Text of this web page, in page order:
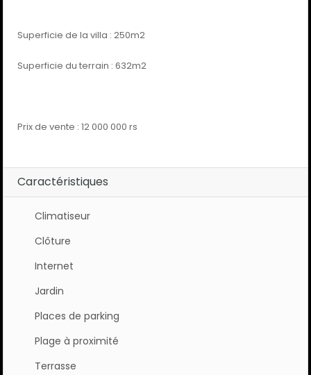
Superficie de la villa : 250m2
Superficie du terrain : 632m2
Prix de vente : 12 000 000 rs
Caractéristiques
Climatiseur
Clôture
Internet
Jardin
Places de parking
Plage à proximité
Terrasse